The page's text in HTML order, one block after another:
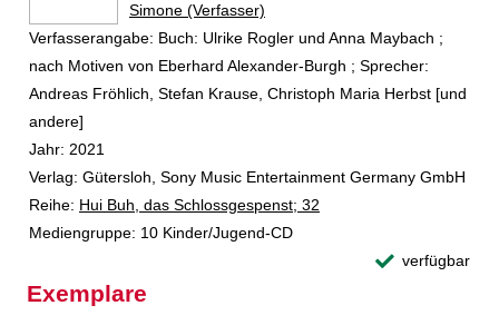
Simone (Verfasser)
Verfasserangabe: Buch: Ulrike Rogler und Anna Maybach ;
nach Motiven von Eberhard Alexander-Burgh ; Sprecher:
Andreas Fröhlich, Stefan Krause, Christoph Maria Herbst [und
andere]
Jahr: 2021
Verlag: Gütersloh, Sony Music Entertainment Germany GmbH
Reihe: Hui Buh, das Schlossgespenst; 32
Mediengruppe: 10 Kinder/Jugend-CD
verfügbar
Exemplare